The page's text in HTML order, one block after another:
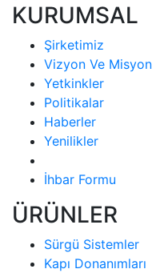
KURUMSAL
Şirketimiz
Vizyon Ve Misyon
Yetkinkler
Politikalar
Haberler
Yenilikler
İhbar Formu
ÜRÜNLER
Sürgü Sistemler
Kapı Donanımları